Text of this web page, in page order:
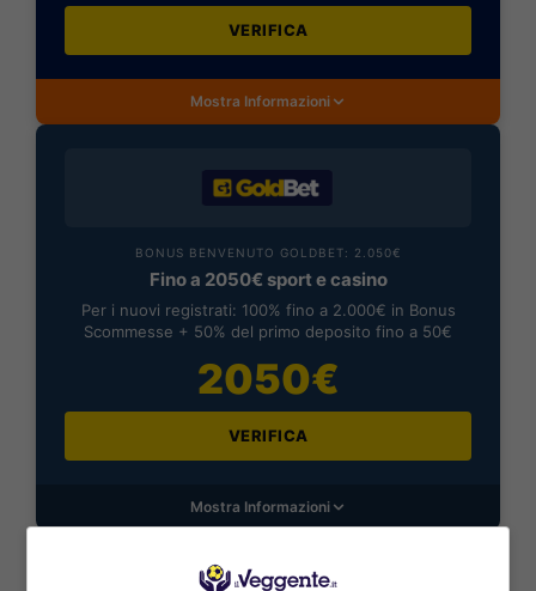
VERIFICA
Mostra Informazioni
BONUS BENVENUTO GOLDBET: 2.050€
Fino a 2050€ sport e casino
Per i nuovi registrati: 100% fino a 2.000€ in Bonus
Scommesse + 50% del primo deposito fino a 50€
2050€
VERIFICA
Mostra Informazioni